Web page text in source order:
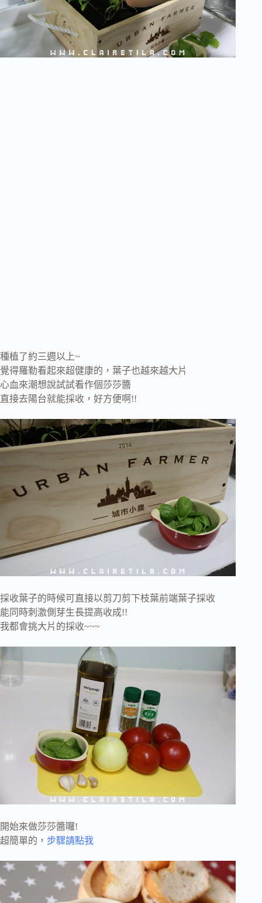
種植了約三週以上~
覺得羅勒看起來超健康的，葉子也越來越大片
心血來潮想說試試看作個莎莎醬
直接去陽台就能採收，好方便啊!!
採收葉子的時候可直接以剪刀剪下枝葉前端葉子採收
能同時刺激側芽生長提高收成!!
我都會挑大片的採收~~~
開始來做莎莎醬囉!
超簡單的， 步驟請點我